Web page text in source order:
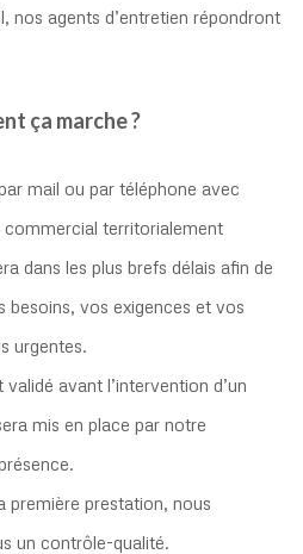
nos agents d’entretien répondront
ça marche ?
mail ou par téléphone avec
territorialement
dans les plus brefs délais afin de
besoins, vos exigences et vos
urgentes.
avant l’intervention d’un
mis en place par notre
première prestation, nous
un contrôle-qualité.